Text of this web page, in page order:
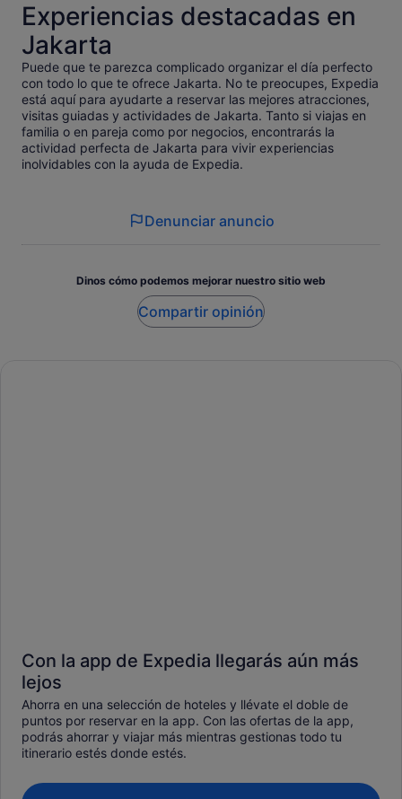
Experiencias destacadas en
Jakarta
Puede que te parezca complicado organizar el día perfecto
con todo lo que te ofrece Jakarta. No te preocupes, Expedia
está aquí para ayudarte a reservar las mejores atracciones,
visitas guiadas y actividades de Jakarta. Tanto si viajas en
familia o en pareja como por negocios, encontrarás la
actividad perfecta de Jakarta para vivir experiencias
inolvidables con la ayuda de Expedia.
Denunciar anuncio
Dinos cómo podemos mejorar nuestro sitio web
Compartir opinión
Con la app de Expedia llegarás aún más
lejos
Ahorra en una selección de hoteles y llévate el doble de
puntos por reservar en la app. Con las ofertas de la app,
podrás ahorrar y viajar más mientras gestionas todo tu
itinerario estés donde estés.